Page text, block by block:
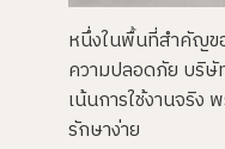
หนึ่งในพื้นที่สำคัญข
ความปลอดภัย บริ
เน้นการใช้งานจริง
รักษาง่าย